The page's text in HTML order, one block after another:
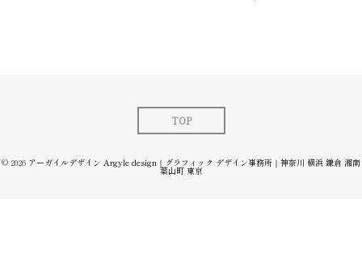
TOP
© 2026 アーガイルデザイン Argyle design｜グラフィック デザイン事務所｜神奈川 横浜 鎌倉 湘南
葉山町 東京